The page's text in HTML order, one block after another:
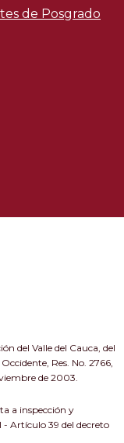
de Posgrado
del Valle del Cauca, del
Res. No. 2766,
de 2003.
a inspección y
Artículo 39 del decreto